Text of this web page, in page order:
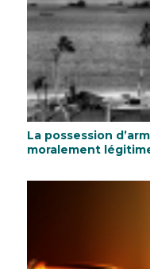
La possession
moralement